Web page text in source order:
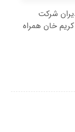
شرکت
خان همراه